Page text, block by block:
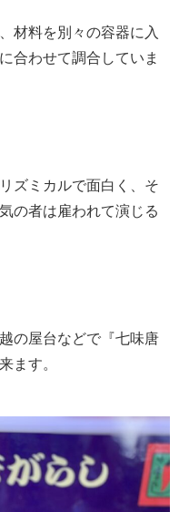
材料を別々の容器に入
合わせて調合していま
ズミカルで面白く、そ
の者は雇われて演じる
の屋台などで『七味唐
ます。